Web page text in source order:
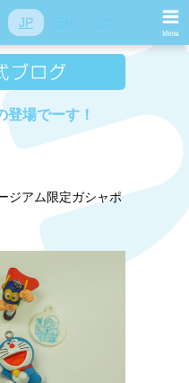
JP
登場でーす！
ジアム限定ガシャポ